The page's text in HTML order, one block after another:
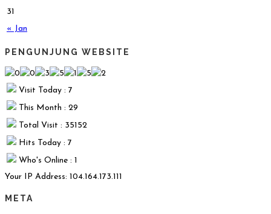
« Jan
31
PENGUNJUNG WEBSITE
Visit Today : 7
This Month : 29
Total Visit : 35152
Hits Today : 7
Who's Online : 1
Your IP Address: 104.164.173.111
META